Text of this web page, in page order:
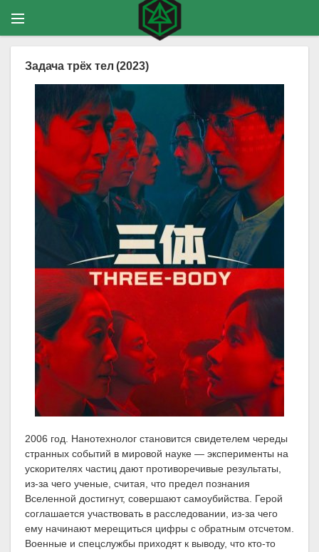
Задача трёх тел (2023)
2006 год. Нанотехнолог становится свидетелем череды
странных событий в мировой науке — эксперименты на
ускорителях частиц дают противоречивые результаты,
из-за чего ученые, считая, что предел познания
Вселенной достигнут, совершают самоубийства. Герой
соглашается участвовать в расследовании, из-за чего
ему начинают мерещиться цифры с обратным отсчетом.
Военные и спецслужбы приходят к выводу, что кто-то